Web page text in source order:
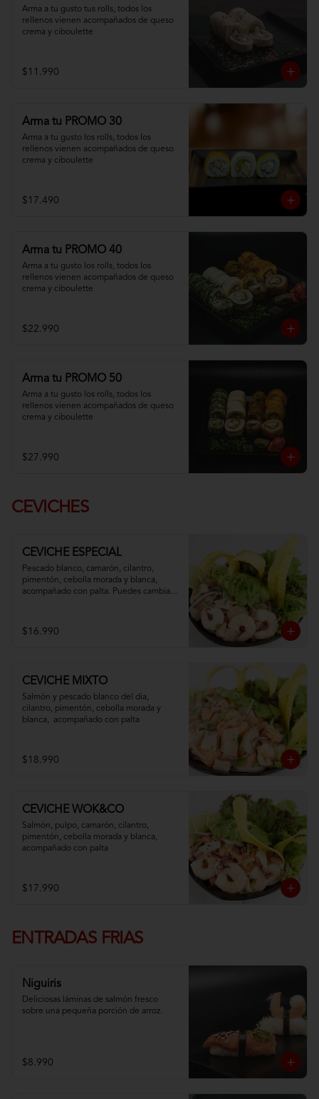
Arma a tu gusto tus rolls, todos los
rellenos vienen acompañados de queso
crema y ciboulette
$11.990
Arma tu PROMO 30
Arma a tu gusto los rolls, todos los
rellenos vienen acompañados de queso
crema y ciboulette
$17.490
Arma tu PROMO 40
Arma a tu gusto los rolls, todos los
rellenos vienen acompañados de queso
crema y ciboulette
$22.990
Arma tu PROMO 50
Arma a tu gusto los rolls, todos los
rellenos vienen acompañados de queso
crema y ciboulette
$27.990
CEVICHES
CEVICHE ESPECIAL
Pescado blanco, camarón, cilantro,
pimentón, cebolla morada y blanca,
acompañado con palta. Puedes cambiar
$16.990
CEVICHE MIXTO
Salmón y pescado blanco del dia,
cilantro, pimentón, cebolla morada y
blanca,  acompañado con palta
$18.990
CEVICHE WOK&CO
Salmón, pulpo, camarón, cilantro,
pimentón, cebolla morada y blanca,
acompañado con palta
$17.990
ENTRADAS FRIAS
Niguiris
Deliciosas láminas de salmón fresco
sobre una pequeña porción de arroz.
$8.990